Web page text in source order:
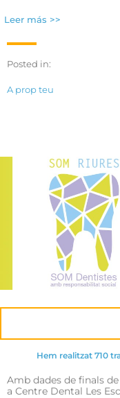
Leer más >>
Posted in:
A prop teu
Hem realitzat 710
Amb dades de finals
a Centre Dental Les